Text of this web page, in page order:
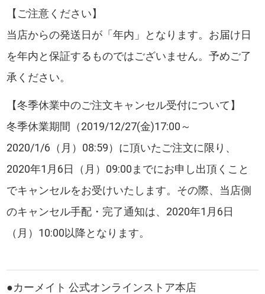
【ご注意ください】
当店からの発送日が「年内」となります。お届け日
を年内と保証するものではございません。予めご了
承ください。
【冬季休業中のご注文キャンセル受付について】
冬季休業期間（2019/12/27(金)17:00～
2020/1/6（月）08:59）に頂いたご注文に限り、
2020年1月6日（月）09:00までにお申し出頂くこと
でキャンセルをお受けいたします。その際、当店側
のキャンセル手配・完了通知は、2020年1月6日
（月）10:00以降となります。
●カーメイト 公式オンラインストア本店